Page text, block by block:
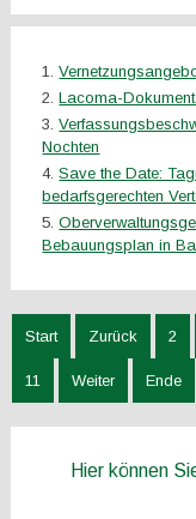
Lacoma-
Nochten
Save the Date:
bedarfsgerechten
Bebauungsplan in
Start Zurück 2
11 Weiter Ende
Hier können